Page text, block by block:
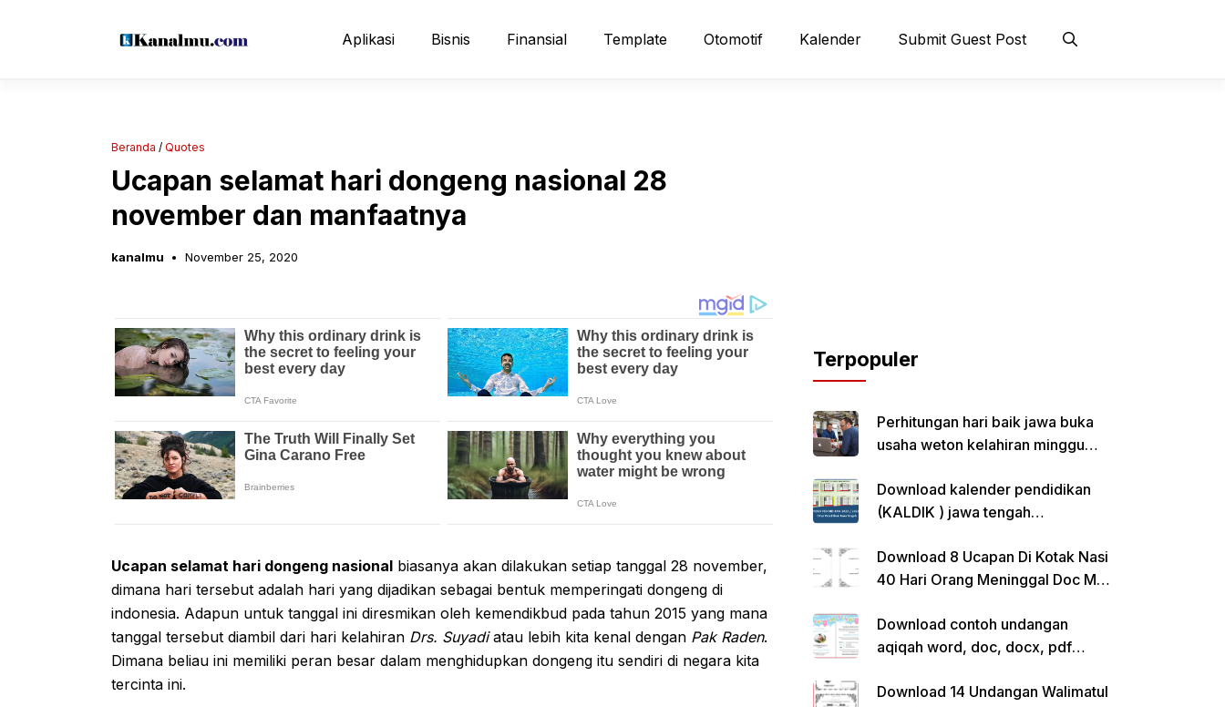
Aplikasi Bisnis Finansial Template Otomotif Kalender Submit Guest Post
Beranda / Quotes
Ucapan selamat hari dongeng nasional 28
november dan manfaatnya
kanalmu November 25, 2020
Ucapan selamat hari dongeng nasional biasanya akan dilakukan setiap tanggal 28 november,
dimana hari tersebut adalah hari yang dijadikan sebagai bentuk memperingati dongeng di
indonesia. Adapun untuk tanggal ini diresmikan oleh kemendikbud pada tahun 2015 yang mana
tanggal tersebut diambil dari hari kelahiran Drs. Suyadiatau lebih kita kenal dengan Pak Raden.
Dimana beliau ini memiliki peran besar dalam menghidupkan dongeng itu sendiri di negara kita
tercinta ini.
Terpopuler
Perhitungan hari baik jawa buka
usaha weton kelahiran minggu
Download kalender pendidikan
(KALDIK ) jawa tengah
Download 8 Ucapan Di Kotak Nasi
40 Hari Orang Meninggal Doc Ms.
Download contoh undangan
aqiqah word, doc, docx, pdf
Download 14 Undangan Walimatul